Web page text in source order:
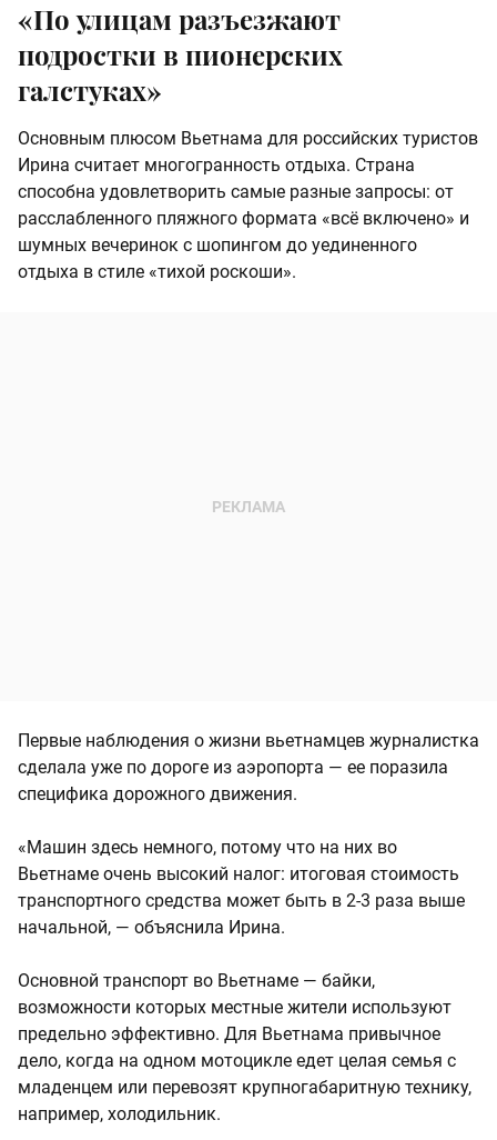
«По улицам разъезжают
подростки в пионерских
галстуках»
Основным плюсом Вьетнама для российских туристов
Ирина считает многогранность отдыха. Страна
способна удовлетворить самые разные запросы: от
расслабленного пляжного формата «всё включено» и
шумных вечеринок с шопингом до уединенного
отдыха в стиле «тихой роскоши».
Первые наблюдения о жизни вьетнамцев журналистка
сделала уже по дороге из аэропорта — ее поразила
специфика дорожного движения.
«Машин здесь немного, потому что на них во
Вьетнаме очень высокий налог: итоговая стоимость
транспортного средства может быть в 2-3 раза выше
начальной, — объяснила Ирина.
Основной транспорт во Вьетнаме — байки,
возможности которых местные жители используют
предельно эффективно. Для Вьетнама привычное
дело, когда на одном мотоцикле едет целая семья с
младенцем или перевозят крупногабаритную технику,
например, холодильник.